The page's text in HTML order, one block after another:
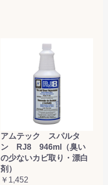
アムテック スパルタ
ン RJ8 946ml（臭い
の少ないカビ取り・漂白
剤）
￥1,452